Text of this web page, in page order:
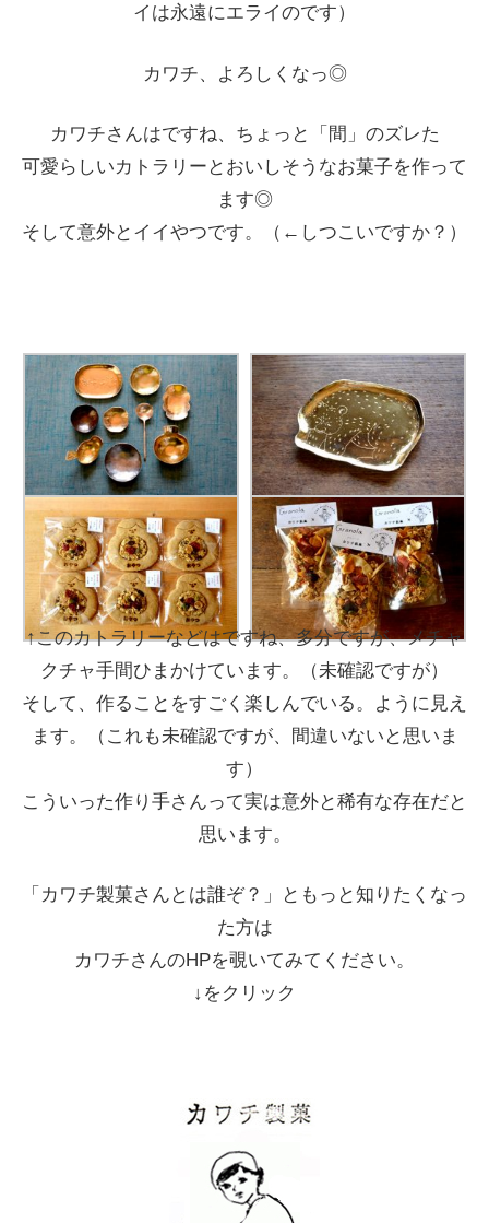
イは永遠にエライのです）
カワチ、よろしくなっ◎
カワチさんはですね、ちょっと「間」のズレた
可愛らしいカトラリーとおいしそうなお菓子を作って
ます◎
そして意外とイイやつです。（←しつこいですか？）
↑このカトラリーなどはですね、多分ですが、メチャ
クチャ手間ひまかけています。（未確認ですが）
そして、作ることをすごく楽しんでいる。ように見え
ます。（これも未確認ですが、間違いないと思いま
す）
こういった作り手さんって実は意外と稀有な存在だと
思います。
「カワチ製菓さんとは誰ぞ？」ともっと知りたくなっ
た方は
カワチさんのHPを覗いてみてください。
↓をクリック